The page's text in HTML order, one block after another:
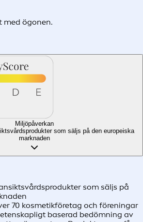
med ögonen.
Miljöpåverkan
som säljs på den europeiska
marknaden
som säljs på
70 kosmetikföretag och föreningar
baserad bedömning av